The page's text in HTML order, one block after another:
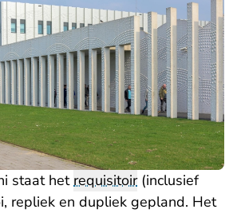
staat hetrequisitoir(inclusief
repliek en dupliek gepland. Het